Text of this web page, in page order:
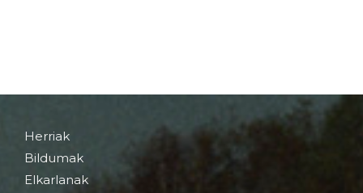
Herriak
Bildumak
Elkarlanak